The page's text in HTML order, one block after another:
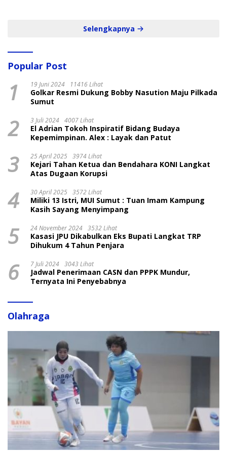
Selengkapnya
Popular Post
1 19 Juni 2024 11416 Lihat
Golkar Resmi Dukung Bobby Nasution Maju Pilkada
Sumut
2 3 Juli 2024 4007 Lihat
El Adrian Tokoh Inspiratif Bidang Budaya
Kepemimpinan. Alex : Layak dan Patut
3 25 April 2025 3974 Lihat
Kejari Tahan Ketua dan Bendahara KONI Langkat
Atas Dugaan Korupsi
4 30 April 2025 3572 Lihat
Miliki 13 Istri, MUI Sumut : Tuan Imam Kampung
Kasih Sayang Menyimpang
5 24 November 2024 3532 Lihat
Kasasi JPU Dikabulkan Eks Bupati Langkat TRP
Dihukum 4 Tahun Penjara
6 7 Juli 2024 3043 Lihat
Jadwal Penerimaan CASN dan PPPK Mundur,
Ternyata Ini Penyebabnya
Olahraga